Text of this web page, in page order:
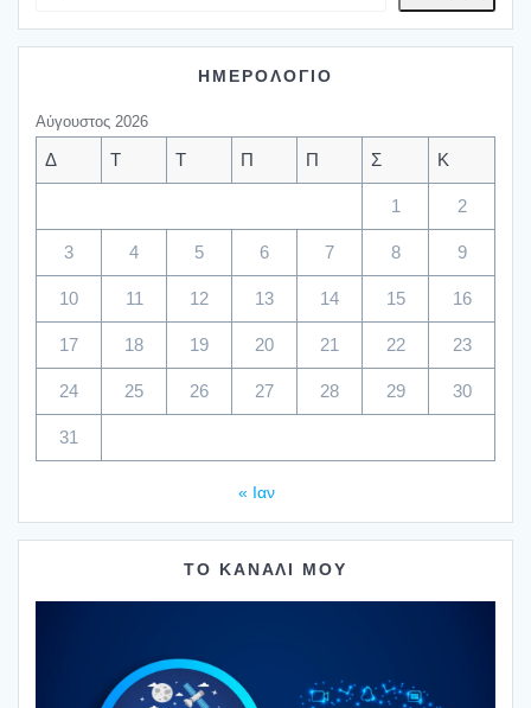
ΗΜΕΡΟΛΟΓΙΟ
Αύγουστος 2026
Δ Τ Τ Π Π Σ Κ
1 2
3 4 5 6 7 8 9
10 11 12 13 14 15 16
17 18 19 20 21 22 23
24 25 26 27 28 29 30
31
« Ιαν
ΤΟ ΚΑΝΑΛΙ ΜΟΥ